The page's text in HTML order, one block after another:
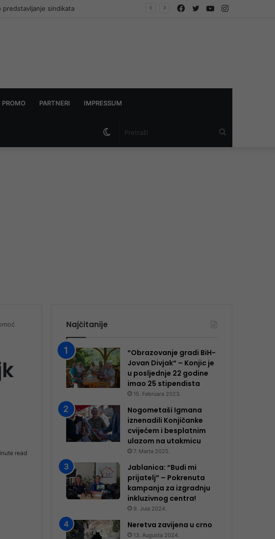
predstavljanje sindikata Instagram
YouTube
Twitter
Facebook
PROMO PARTNERI IMPRESSUM
Switch
read
Najčitanije
“Obrazovanje gradi BiH-
Jovan Divjak“ – Konjic je
u posljednje 22 godine
imao 25 ​​stipendista
15. Februara 2023.
Nogometaši Igmana
iznenadili Konjičanke
cvijećem i besplatnim
ulazom na utakmicu
7. Marta 2025.
Jablanica: “Budi mi
prijatelj” – Pokrenuta
kampanja za izgradnju
inkluzivnog centra!
9. Jula 2024.
Neretva zavijena u crno
13. Augusta 2024.